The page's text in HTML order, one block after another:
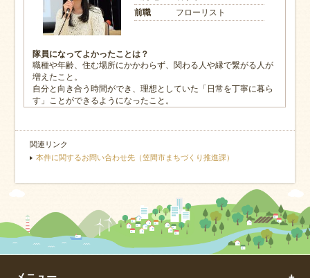
前職
フローリスト
隊員になってよかったことは？
職種や年齢、住む場所にかかわらず、関わる人や縁で繋がる人が
増えたこと。
自分と向き合う時間ができ、理想としていた「日常を丁寧に暮ら
す」ことができるようになったこと。
関連リンク
本件に関するお問い合わせ先（笠間市まちづくり推進課）